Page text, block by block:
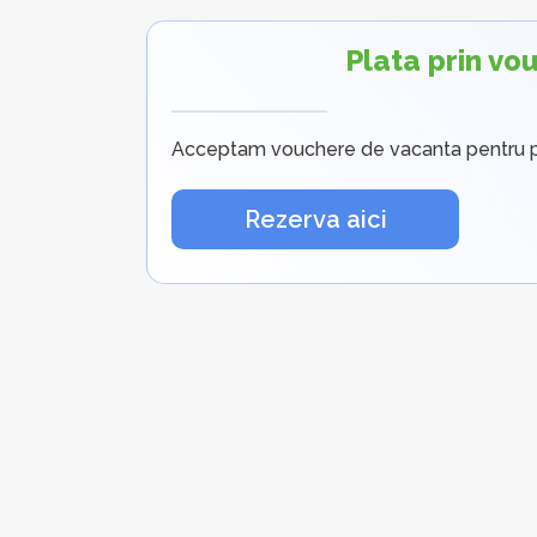
Plata prin
Acceptam vouchere de vacanta pentru
Rezerva aici